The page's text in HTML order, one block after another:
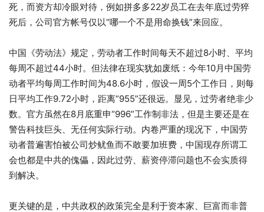
死，而资方却冷眼对待，例如拼多多22岁员工在去年底过劳猝
死后，公司官方帐号仅以“哪一个不是用命换钱”来回应。
中国《劳动法》规定，劳动者工作时间每天不超过8小时、平均
每周不超过44小时。但法律在现实犹如废纸：今年10月中国劳
动者平均每周工作时间为48.6小时，假设一周5个工作日，则每
日平均工作9.72小时，距离“955”还很远。显见，过劳者绝非少
数。官方虽然在8月底重申“996”工作制非法，但是主要还是在
警告科技巨头、无任何实际行动。内卷严重的现况下，中国劳
动者普遍害怕被公司炒鱿鱼而不敢要加班费，中国现存所谓工
会也都是中共的傀儡，因此过劳、薪资停滞问题也不会实质得
到解决。
更关键的是，中共政权的政策完全是利于资本家、巨富而非普